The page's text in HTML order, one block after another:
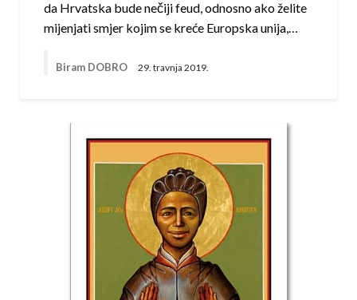
da Hrvatska bude nečiji feud, odnosno ako želite
mijenjati smjer kojim se kreće Europska unija,…
Biram DOBRO 29. travnja 2019.